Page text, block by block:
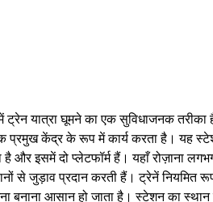
में ट्रेन यात्रा घूमने का एक सुविधाजनक तरीका
प्रमुख केंद्र के रूप में कार्य करता है। यह
है और इसमें दो प्लेटफॉर्म हैं। यहाँ रोज़ाना
से जुड़ाव प्रदान करती हैं। ट्रेनें
बनाना आसान हो जाता है। स्टेशन का